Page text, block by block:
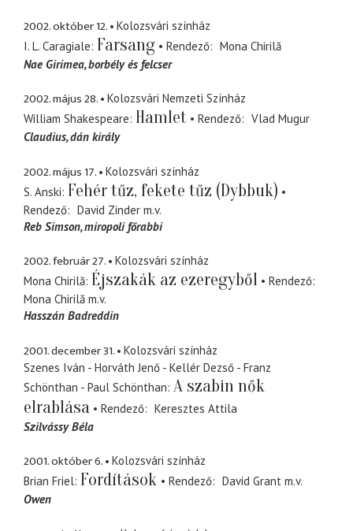
2002. október 12.
Kolozsvári színház
I. L. Caragiale Farsang Rendező
Mona Chirilă
Nae Girimea borbély és felcser
2002. május 28.
Kolozsvári Nemzeti Színház
William Shakespeare Hamlet Rendező
Vlad Mugur
Claudius dán király
2002. május 17.
Kolozsvári színház
S. Anski Fehér tűz, fekete tűz (Dybbuk)
Rendező David Zinder m.v.
Reb Simson miropoli főrabbi
2002. február 27.
Kolozsvári színház
Mona Chirilă Éjszakák az ezeregyből
Rendező
Mona Chirilă m.v.
Hasszán Badreddin
2001. december 31.
Kolozsvári színház
Szenes Iván - Horváth Jenő - Kellér Dezső - Franz
Schönthan - Paul Schönthan A szabin nők
elrablása
Rendező
Keresztes Attila
Szilvássy Béla
2001. október 6.
Kolozsvári színház
Brian Friel Fordítások Rendező David Grant m.v.
Owen